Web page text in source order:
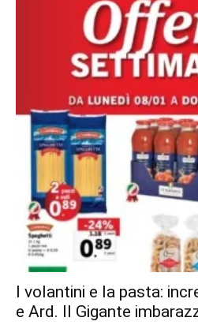
I volantini e la pasta:
e Ard. Il Gigante